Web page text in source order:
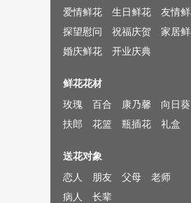
爱情鲜花
生日鲜花
友情
探望慰问
祝福庆贺
家居
婚庆鲜花
开业庆典
鲜花花材
玫瑰
百合 康乃馨
向日葵
扶郎
花篮 瓶插花 礼盒
送花对象
恋人
朋友 父母
老师
病人
长辈